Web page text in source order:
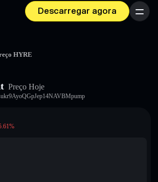
Descarregar agora Menu
HYRE
Preço Hoje
%